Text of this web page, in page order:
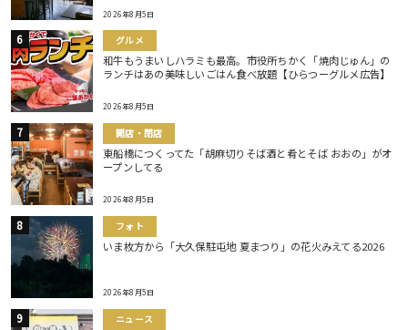
2026年8月5日
グルメ
和牛もうまいしハラミも最高。市役所ちかく「焼肉じゅん」の
ランチはあの美味しいごはん食べ放題【ひらつーグルメ広告】
2026年8月5日
開店・閉店
東船橋につくってた「胡麻切りそば酒と肴とそば おおの」がオ
ープンしてる
2026年8月5日
フォト
いま枚方から「大久保駐屯地 夏まつり」の花火みえてる2026
2026年8月5日
ニュース